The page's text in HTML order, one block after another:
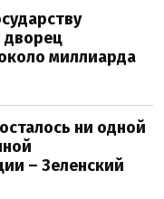
дворец
миллиарда
ни одной
– Зеленский